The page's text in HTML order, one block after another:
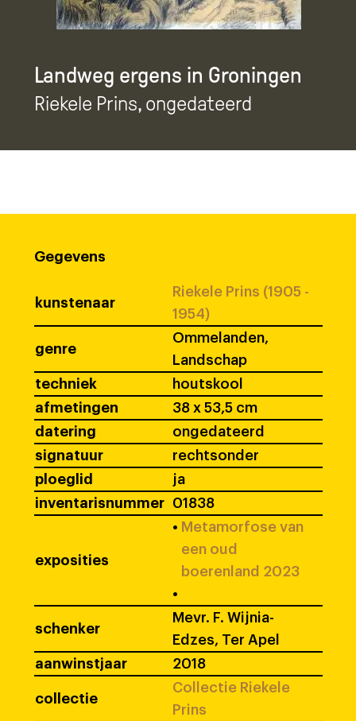
Landweg ergens in Groningen
Riekele Prins, ongedateerd
Gegevens
kunstenaar
Riekele Prins (1905 -
1954)
genre
Ommelanden,
Landschap
techniek
houtskool
afmetingen
38 x 53,5 cm
datering
ongedateerd
signatuur
rechtsonder
ploeglid
ja
inventarisnummer
01838
exposities
• Metamorfose van
een oud
boerenland 2023
•
schenker
Mevr. F. Wijnia-
Edzes, Ter Apel
aanwinstjaar
2018
collectie
Collectie Riekele
Prins